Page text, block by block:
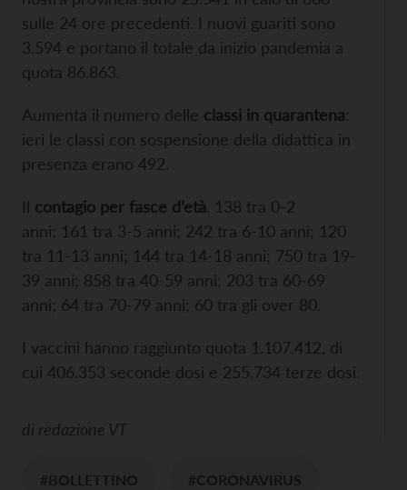
sulle 24 ore precedenti. I nuovi guariti sono
3.594 e portano il totale da inizio pandemia a
quota 86.863.
Aumenta il numero delle classi in quarantena:
ieri le classi con sospensione della didattica in
presenza erano 492.
Il contagio per fasce d’età. 138 tra 0-2
anni; 161 tra 3-5 anni; 242 tra 6-10 anni; 120
tra 11-13 anni; 144 tra 14-18 anni; 750 tra 19-
39 anni; 858 tra 40-59 anni; 203 tra 60-69
anni; 64 tra 70-79 anni; 60 tra gli over 80.
I vaccini hanno raggiunto quota 1.107.412, di
cui 406.353 seconde dosi e 255.734 terze dosi.
di redazione VT
#BOLLETTINO #CORONAVIRUS